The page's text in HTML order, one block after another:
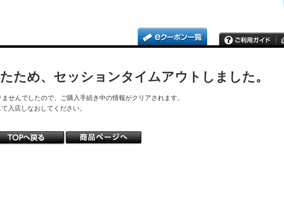
ため、セッションタイムアウトしました。
せんでしたので、ご購入手続き中の情報がクリアされます。
入店しなおしてください。